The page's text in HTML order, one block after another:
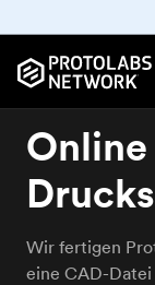
Online
Wir fertigen
eine CAD-